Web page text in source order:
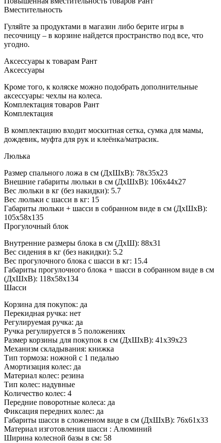
Вместительность
Гуляйте за продуктами в магазин либо берите игры в
песочницу – в корзине найдется пространство под все, что
угодно.
Аксессуары к товарам Рант
Аксессуары
Кроме того, к коляске можно подобрать дополнительные
аксессуары: чехлы на колеса.
Комплектация товаров Рант
Комплектация
В комплектацию входит москитная сетка, сумка для мамы,
дождевик, муфта для рук и клеёнка/матрасик.
Люлька
Размер спального ложа в см (ДхШхВ): 78х35х23
Внешние габариты люльки в см (ДхШхВ): 106х44х27
Вес люльки в кг (без накидки): 5.7
Вес люльки с шасси в кг: 15
Габариты люльки + шасси в собранном виде в см (ДхШхВ):
105х58х135
Прогулочный блок
Внутренние размеры блока в см (ДхШ): 88х31
Вес сидения в кг (без накидки): 5.2
Вес прогулочного блока с шасси в кг: 15.4
Габариты прогулочного блока + шасси в собранном виде в см
(ДхШхВ): 118х58х134
Шасси
Корзина для покупок: да
Перекидная ручка: нет
Регулируемая ручка: да
Ручка регулируется в 5 положениях
Размер корзины для покупок в см (ДхШхВ): 41х39х23
Механизм складывания: книжка
Тип тормоза: ножной с 1 педалью
Амортизация колес: да
Материал колес: резина
Тип колес: надувные
Количество колес: 4
Передние поворотные колеса: да
Фиксация передних колес: да
Габариты шасси в сложенном виде в см (ДхШхВ): 76х61х33
Материал изготовления шасси : Алюминий
Ширина колесной базы в см: 58